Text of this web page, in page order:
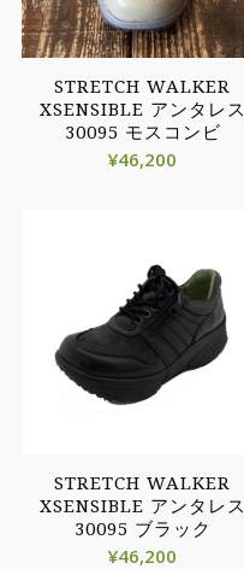
STRETCH WALKER
XSENSIBLE アンタレス
30095 モスコンビ
¥46,200
STRETCH WALKER
XSENSIBLE アンタレス
30095 ブラック
¥46,200